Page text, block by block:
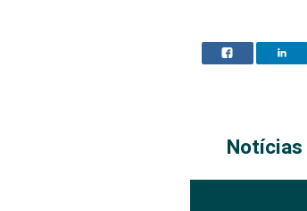
Notícias